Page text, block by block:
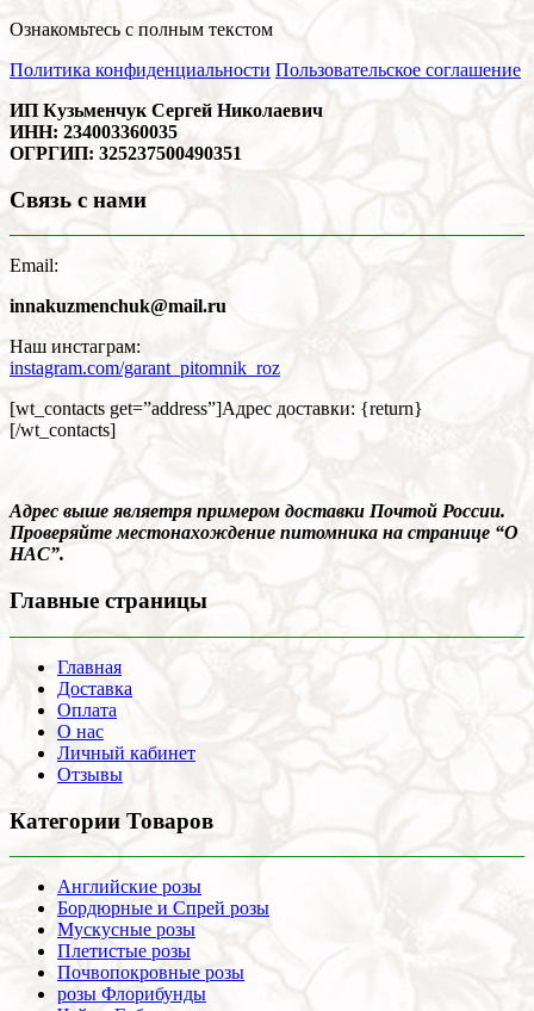
Ознакомьтесь с полным текстом
Политика конфиденциальности Пользовательское соглашение
ИП Кузьменчук Сергей Николаевич
ИНН: 234003360035
ОГРГИП: 325237500490351
Связь с нами
Email:
innakuzmenchuk@mail.ru
Наш инстаграм:
instagram.com/garant_pitomnik_roz
[wt_contacts get=”address”]Адрес доставки: {return}
[/wt_contacts]
Адрес выше являетря примером доставки Почтой России.
Проверяйте местонахождение питомника на странице “О
НАС”.
Главные страницы
Главная
Доставка
Оплата
О нас
Личный кабинет
Отзывы
Категории Товаров
Английские розы
Бордюрные и Спрей розы
Мускусные розы
Плетистые розы
Почвопокровные розы
розы Флорибунды